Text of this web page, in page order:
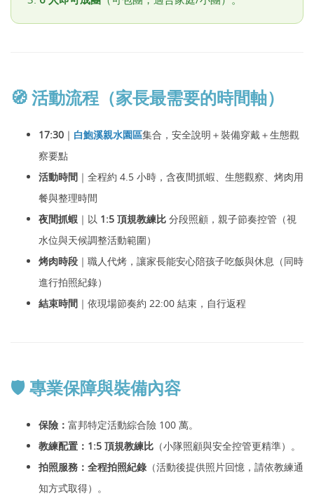
🧭 活動流程（家長最需要的時間軸）
17:30 ｜ 白鮑溪親水園區集合，安全說明＋裝備穿戴＋生態觀
察要點
活動時間 ｜全程約 4.5 小時，含夜間抓蝦、生態觀察、烤肉用
餐與整理時間
夜間抓蝦 ｜以 1:5 頂規教練比 分段照顧，親子節奏控管（視
水位與天候調整活動範圍）
烤肉時段 ｜職人代烤，讓家長能安心陪孩子吃飯與休息（同時
進行拍照紀錄）
結束時間 ｜依現場節奏約 22:00 結束，自行返程
🛡️ 專業保障與裝備內容
保險： 富邦特定活動綜合險 100 萬。
教練配置： 1:5 頂規教練比 （小隊照顧與安全控管更精準）。
拍照服務： 全程拍照紀錄 （活動後提供照片回憶，請依教練通
知方式取得）。